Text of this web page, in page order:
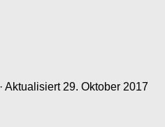
· Aktualisiert 29. Oktober 2017